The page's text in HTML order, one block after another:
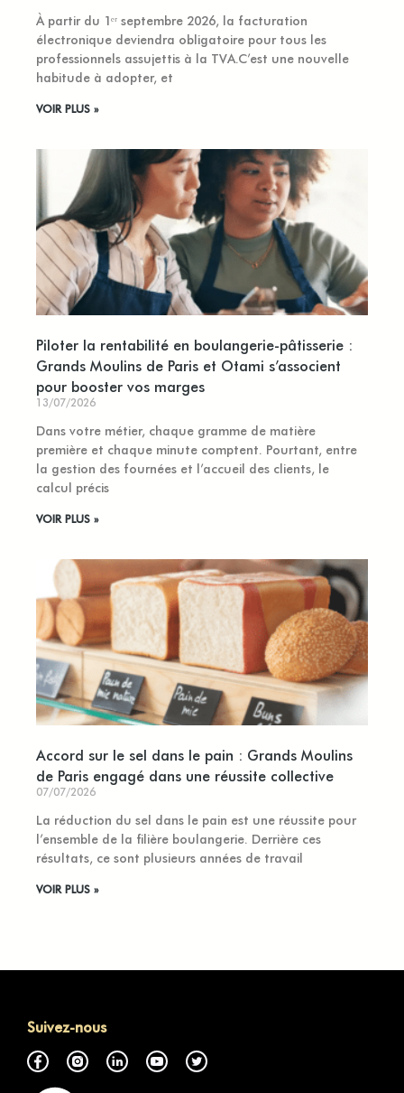
À partir du 1ᵉʳ septembre 2026, la facturation
électronique deviendra obligatoire pour tous les
professionnels assujettis à la TVA.C’est une nouvelle
habitude à adopter, et
VOIR PLUS »
Piloter la rentabilité en boulangerie-pâtisserie :
Grands Moulins de Paris et Otami s’associent
pour booster vos marges
13/07/2026
Dans votre métier, chaque gramme de matière
première et chaque minute comptent. Pourtant, entre
la gestion des fournées et l’accueil des clients, le
calcul précis
VOIR PLUS »
Accord sur le sel dans le pain : Grands Moulins
de Paris engagé dans une réussite collective
07/07/2026
La réduction du sel dans le pain est une réussite pour
l’ensemble de la filière boulangerie. Derrière ces
résultats, ce sont plusieurs années de travail
VOIR PLUS »
Suivez-nous